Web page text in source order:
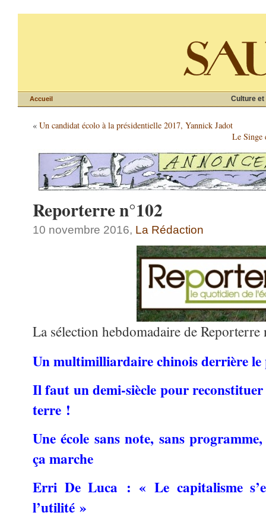
Culture et
Accueil
« Un candidat écolo à la présidentielle 2017, Yannick Jadot
Le Singe
Reporterre n°102
10 novembre 2016, La Rédaction
La sélection hebdomadaire de Reporterre
Un multimilliardaire chinois derrière
Il faut un demi-siècle pour
terre !
Une école sans note, sans
ça marche
Erri De Luca : « Le capitalisme
l’utilité »